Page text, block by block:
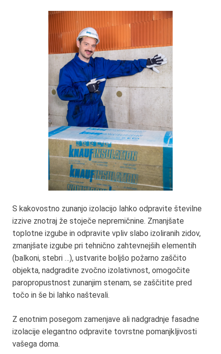
S kakovostno zunanjo izolacijo lahko odpravite številne
izzive znotraj že stoječe nepremičnine. Zmanjšate
toplotne izgube in odpravite vpliv slabo izoliranih zidov,
zmanjšate izgube pri tehnično zahtevnejših elementih
(balkoni, stebri …), ustvarite boljšo požarno zaščito
objekta, nadgradite zvočno izolativnost, omogočite
paropropustnost zunanjim stenam, se zaščitite pred
točo in še bi lahko naštevali.
Z enotnim posegom zamenjave ali nadgradnje fasadne
izolacije elegantno odpravite tovrstne pomanjkljivosti
vašega doma.